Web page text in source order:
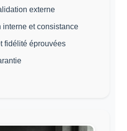
externe
interne et consistance
fidélité éprouvées